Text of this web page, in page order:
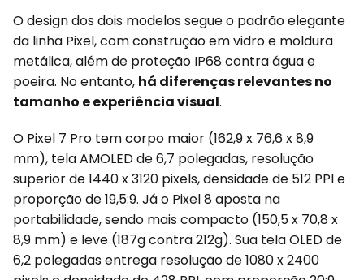
O design dos dois modelos segue o padrão elegante
da linha Pixel, com construção em vidro e moldura
metálica, além de proteção IP68 contra água e
poeira. No entanto, há diferenças relevantes no
tamanho e experiência visual.
O Pixel 7 Pro tem corpo maior (162,9 x 76,6 x 8,9
mm), tela AMOLED de 6,7 polegadas, resolução
superior de 1440 x 3120 pixels, densidade de 512 PPI e
proporção de 19,5:9. Já o Pixel 8 aposta na
portabilidade, sendo mais compacto (150,5 x 70,8 x
8,9 mm) e leve (187g contra 212g). Sua tela OLED de
6,2 polegadas entrega resolução de 1080 x 2400